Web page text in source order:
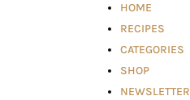
HOME
RECIPES
CATEGORIES
SHOP
NEWSLETTER